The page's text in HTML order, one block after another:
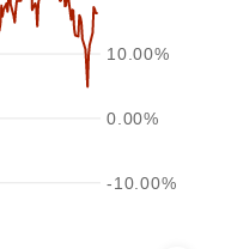
-10.00%
0.00%
10.00%